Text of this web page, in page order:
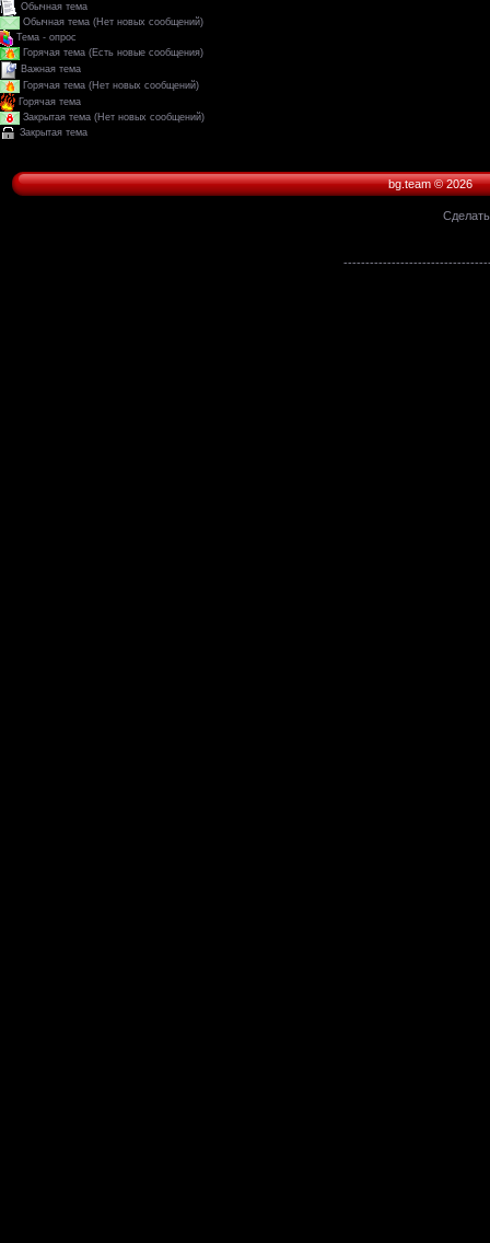
Обычная тема
Обычная тема (Нет новых сообщений)
Тема - опрос
Горячая тема (Есть новые сообщения)
Важная тема
Горячая тема (Нет новых сообщений)
Горячая тема
Закрытая тема (Нет новых сообщений)
Закрытая тема
bg.team © 2026